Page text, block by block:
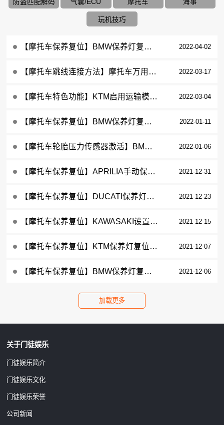
防盗匹配解码 气囊/ECU 摩托车 海事
玩机技巧
【摩托车保养复位】BMW保养灯复位2020年R 1250 GS操作步骤 2022-04-02
【摩托车跳线连接方法】摩托车万用跳线连接操作步骤 2022-03-17
【摩托车特色功能】KTM启用运输模式2020年KTMR2R 390 DUKE操作步骤 2022-03-04
【摩托车保养复位】BMW保养灯复位2016年F800 R操作案例 2022-01-11
【摩托车轮胎压力传感器激活】BMW轮胎压力传感器激活2017年R1200 GS Adventure操作步骤 2022-01-06
【摩托车保养复位】APRILIA手动保养灯复位2015年RSV4操作案例 2021-12-31
【摩托车保养复位】DUCATI保养灯复位2015年DIAVEL EU3操作案例 2021-12-23
【摩托车保养复位】KAWASAKI设置保养里程和日期2021年ZR900F操作案例 2021-12-15
【摩托车保养复位】KTM保养灯复位2018年390 Duke操作步骤 2021-12-07
【摩托车保养复位】BMW保养灯复位2012年R 1200 RT操作步骤 2021-12-06
关于门徒娱乐
门徒娱乐简介
门徒娱乐文化
门徒娱乐荣誉
公司新闻